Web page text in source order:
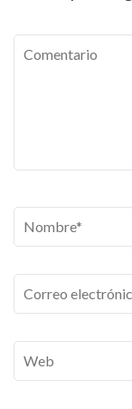
Comentario
Nombre*
Correo
electrónico*
Web